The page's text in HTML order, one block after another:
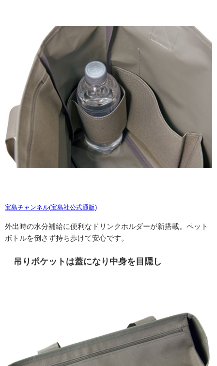
宝島チャンネル(宝島社公式通販)
外出時の水分補給に便利なドリンクホルダーが新搭載。ペット
ボトルを倒さず持ち歩けて安心です。
吊りポケットは蓋になり中身を目隠し